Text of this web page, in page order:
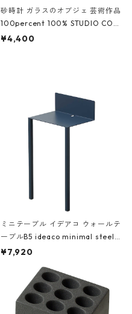
砂時計 ガラスのオブジェ 芸術作品
100percent 100% STUDIO COH
AKU Timeless 100パーセント ス
¥4,400
ミニテーブル イデアコ ウォールテ
ーブルB5 ideaco minimal steel f
urniture WALL Table B5 ネイビー
¥7,920